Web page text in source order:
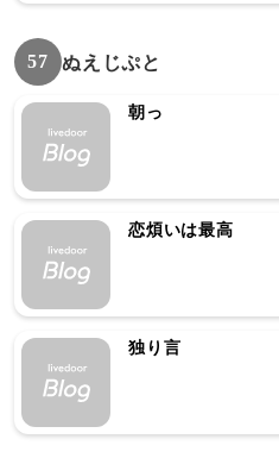
57 ぬえじぷと
朝っ
恋煩いは最高
独り言